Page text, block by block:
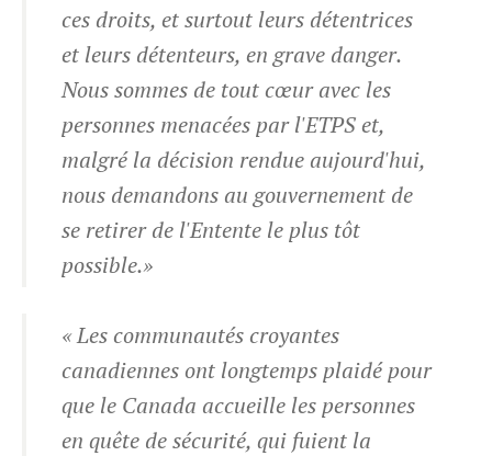
ces droits, et surtout leurs détentrices
et leurs détenteurs, en grave danger.
Nous sommes de tout cœur avec les
personnes menacées par l'ETPS et,
malgré la décision rendue aujourd'hui,
nous demandons au gouvernement de
se retirer de l'Entente le plus tôt
possible.»
« Les communautés croyantes
canadiennes ont longtemps plaidé pour
que le Canada accueille les personnes
en quête de sécurité, qui fuient la